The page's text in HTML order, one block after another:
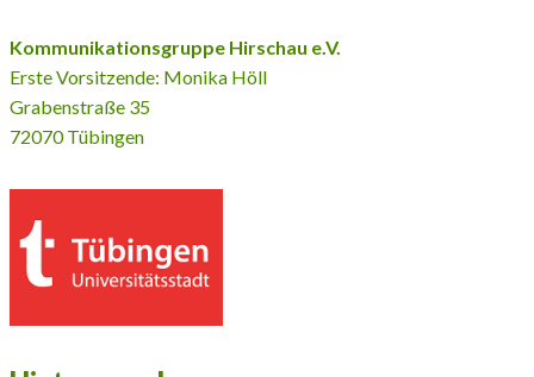
Kommunikationsgruppe Hirschau e.V.
Erste Vorsitzende: Monika Höll
Grabenstraße 35
72070 Tübingen